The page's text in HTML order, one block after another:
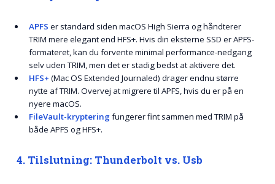
APFS er standard siden macOS High Sierra og håndterer
TRIM mere elegant end HFS+. Hvis din eksterne SSD er APFS-
formateret, kan du forvente minimal performance-nedgang
selv uden TRIM, men det er stadig bedst at aktivere det.
HFS+ (Mac OS Extended Journaled) drager endnu større
nytte af TRIM. Overvej at migrere til APFS, hvis du er på en
nyere macOS.
FileVault-kryptering fungerer fint sammen med TRIM på
både APFS og HFS+.
4. Tilslutning: Thunderbolt vs. Usb